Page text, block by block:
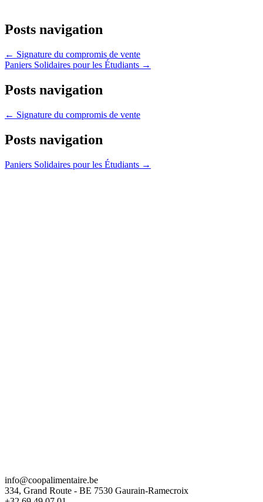
Posts navigation
← Signature du compromis de vente
Paniers Solidaires pour les Étudiants →
Posts navigation
← Signature du compromis de vente
Posts navigation
Paniers Solidaires pour les Étudiants →
info@coopalimentaire.be
334, Grand Route - BE 7530 Gaurain-Ramecroix